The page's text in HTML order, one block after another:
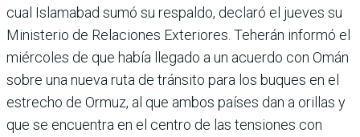
cual Islamabad sumó su respaldo, declaró el jueves su
Ministerio de Relaciones Exteriores. Teherán informó el
miércoles de que había llegado a un acuerdo con Omán
sobre una nueva ruta de tránsito para los buques en el
estrecho de Ormuz, al que ambos países dan a orillas y
que se encuentra en el centro de las tensiones con